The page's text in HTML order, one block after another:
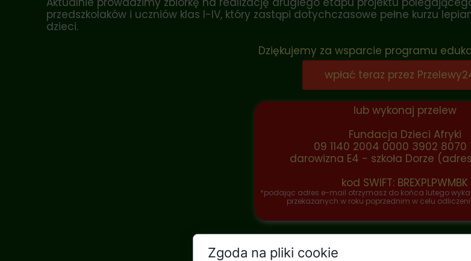
lub wykonaj przelew
Fundacja Dzieci Afryki
09 1140 2004 0000 3902 8070
darowizna E4 - szkoła Dorze
kod SWIFT: BREXPLPWMBK
*podając adres e-mail otrzymasz do końca lutego
przekazanych w roku poprzednim w celu
wpłać teraz przez
przedszkolaków i uczniów klas I-IV, który zastąpi dotychczasowe pełne kurzu
dzieci.
Dziękujemy za wsparcie programu
Zgoda na pliki cookie